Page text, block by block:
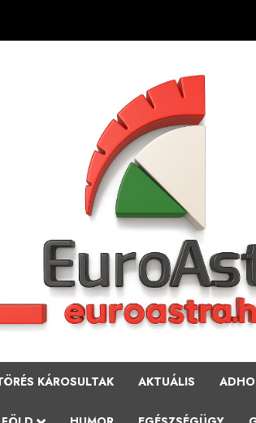
KÁROSULTAK AKTUÁLIS